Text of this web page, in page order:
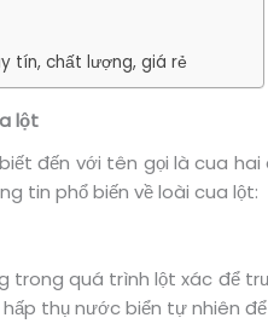
tín, chất lượng, giá rẻ
lột
đến với tên gọi là cua
tin phổ biến về loài cua lột:
trong quá trình lột xác để
thụ nước biển tự nhiên